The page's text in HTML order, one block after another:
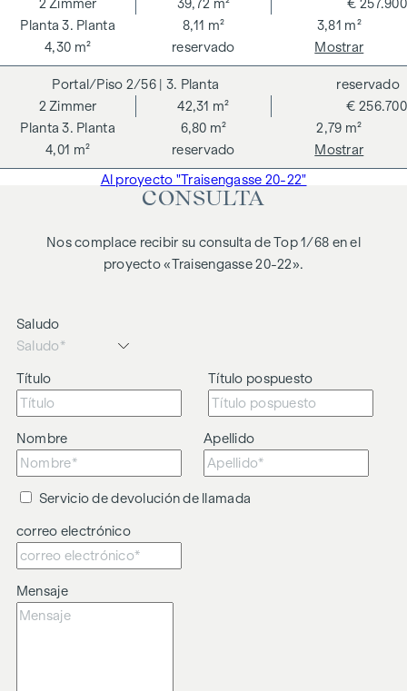
3. Planta
2 Zimmer
39,72 m²
8,11 m²
3,81 m²
4,30 m²
€ 257.900
reservado Mostrar
2/56 | 3. Planta
3. Planta
2 Zimmer
42,31 m²
6,80 m²
2,79 m²
4,01 m²
€ 256.700
reservado
reservado
Mostrar
Al proyecto "Traisengasse 20-22"
CONSULTA
Nos complace recibir su consulta de Top 1/68 en el
proyecto «Traisengasse 20-22».
Saludo
Título Título pospuesto
Nombre Apellido
Servicio de devolución de llamada
correo electrónico
Mensaje